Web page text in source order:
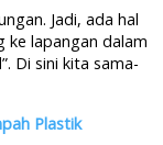
Jadi, ada hal
ke lapangan dalam
Di sini kita sama-
Plastik